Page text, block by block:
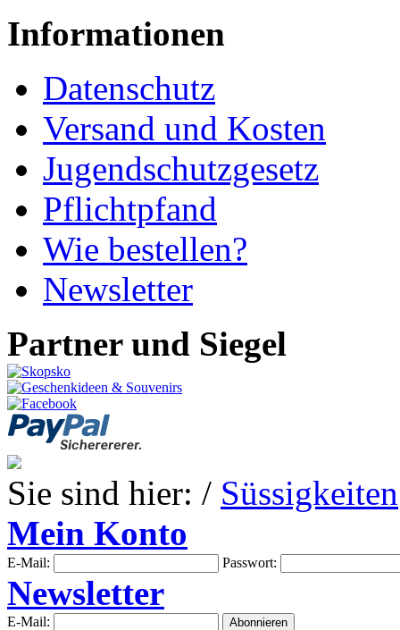
Informationen
Datenschutz
Versand und Kosten
Jugendschutzgesetz
Pflichtpfand
Wie bestellen?
Newsletter
Partner und Siegel
Sie sind hier: / Süssigkeiten
Mein Konto
E-Mail: Passwort:
Newsletter
E-Mail: